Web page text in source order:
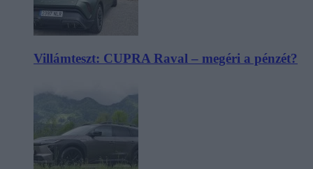
Villámteszt: CUPRA Raval – megéri a pénzét?